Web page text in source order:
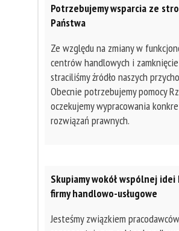
Potrzebujemy wsparcia ze
Państwa
Ze względu na zmiany w
centrów handlowych i
straciliśmy źródło naszych
Obecnie potrzebujemy pomocy
oczekujemy wypracowania
rozwiązań prawnych.
Skupiamy wokół wspólnej
firmy handlowo-usługowe
Jesteśmy związkiem pracodawców